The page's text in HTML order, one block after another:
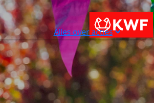
Alles over acties